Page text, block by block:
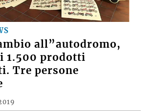
all”autodromo,
1.500 prodotti
Tre persone